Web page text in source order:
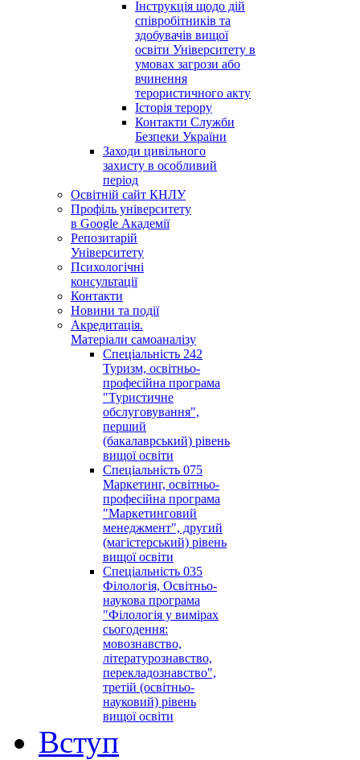
Інструкція щодо дій
співробітників та
здобувачів вищої
освіти Університету в
умовах загрози або
вчинення
терористичного акту
Історія терору
Контакти Служби
Безпеки України
Заходи цивільного
захисту в особливий
період
Освітній сайт КНЛУ
Профіль університету
в Google Академії
Репозитарій
Університету
Психологічні
консультації
Контакти
Новини та події
Акредитація.
Матеріали самоаналізу
Спеціальність 242
Туризм, освітньо-
професійна програма
"Туристичне
обслуговування",
перший
(бакалаврський) рівень
вищої освіти
Спеціальність 075
Маркетинг, освітньо-
професійна програма
"Маркетинговий
менеджмент", другий
(магістерський) рівень
вищої освіти
Спеціальність 035
Філологія, Освітньо-
наукова програма
"Філологія у вимірах
сьогодення:
мовознавство,
літературознавство,
перекладознавство",
третій (освітньо-
науковий) рівень
вищої освіти
Вступ